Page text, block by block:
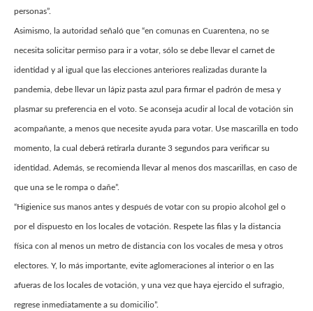
personas”.
Asimismo, la autoridad señaló que “en comunas en Cuarentena, no se
necesita solicitar permiso para ir a votar, sólo se debe llevar el carnet de
identidad y al igual que las elecciones anteriores realizadas durante la
pandemia, debe llevar un lápiz pasta azul para firmar el padrón de mesa y
plasmar su preferencia en el voto. Se aconseja acudir al local de votación sin
acompañante, a menos que necesite ayuda para votar. Use mascarilla en todo
momento, la cual deberá retirarla durante 3 segundos para verificar su
identidad. Además, se recomienda llevar al menos dos mascarillas, en caso de
que una se le rompa o dañe”.
“Higienice sus manos antes y después de votar con su propio alcohol gel o
por el dispuesto en los locales de votación. Respete las filas y la distancia
física con al menos un metro de distancia con los vocales de mesa y otros
electores. Y, lo más importante, evite aglomeraciones al interior o en las
afueras de los locales de votación, y una vez que haya ejercido el sufragio,
regrese inmediatamente a su domicilio”.